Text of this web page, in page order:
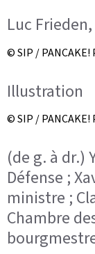
Luc
© SIP /
Illustration
© SIP /
(de g. à dr.)
Défense ;
ministre ;
Chambre